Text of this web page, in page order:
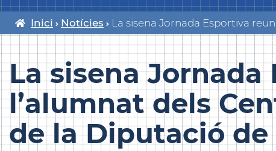
Fil
d'ariadna
Inici Notícies
La sisena
l’alumnat dels
de la Diputació de